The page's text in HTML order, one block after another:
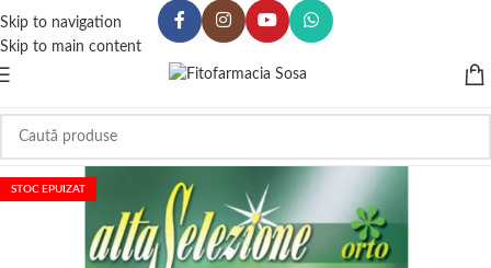
Skip to navigation
Skip to main content
STOC EPUIZAT